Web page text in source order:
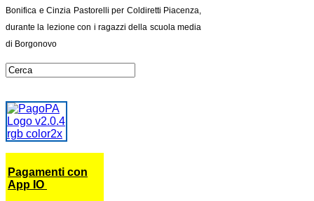
Bonifica e Cinzia Pastorelli per Coldiretti Piacenza,
durante la lezione con i ragazzi della scuola media
di Borgonovo
Pagamenti con
App IO